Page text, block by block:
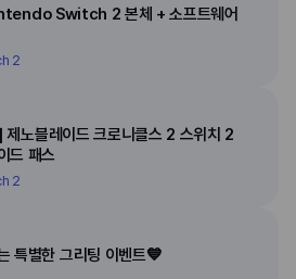
Switch 2 본체 + 소프트웨어
2
노블레이드 크로니클스 2 스위치 2
드 패스
2
특별한 그리팅 이벤트💙